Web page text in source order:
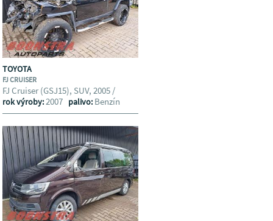
TOYOTA
FJ CRUISER
FJ Cruiser (GSJ15), SUV, 2005 /
rok výroby:2007 palivo: Benzín